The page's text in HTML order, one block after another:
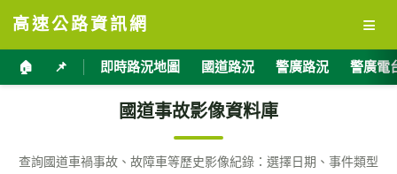
高速公路資訊網 ≡
🏠 📌 即時路況地圖 國道路況 警廣路況 警廣電
國道事故影像資料庫
查詢國道車禍事故、故障車等歷史影像紀錄：選擇日期、事件類型